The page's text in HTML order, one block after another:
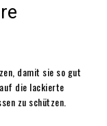
damit sie so gut
die lackierte
zu schützen.